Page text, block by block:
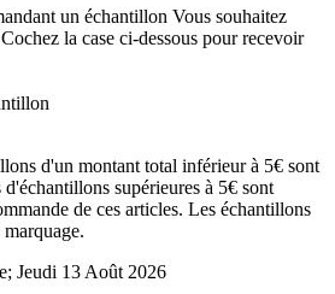
un échantillon Vous souhaitez
la case ci-dessous pour recevoir
d'un montant total inférieur à 5€ sont
supérieures à 5€ sont
de ces articles. Les échantillons
Jeudi 13 Août 2026